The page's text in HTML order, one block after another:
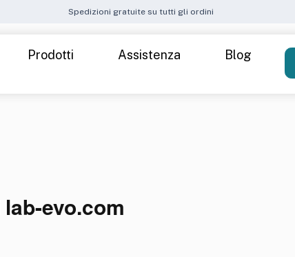
Spedizioni gratuite su tutti gli ordini
Prodotti Assistenza Blog
lab-evo.com